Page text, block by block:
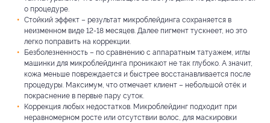
о процедуре.
Стойкий эффект – результат микроблейдинга сохраняется в
неизменном виде 12-18 месяцев. Далее пигмент тускнеет, но это
легко поправить на коррекции.
Безболезненность – по сравнению с аппаратным татуажем, иглы
машинки для микроблейдинга проникают не так глубоко. А значит,
кожа меньше повреждается и быстрее восстанавливается после
процедуры. Максимум, что отмечает клиент – небольшой отёк и
покраснение в первые пару суток.
Коррекция любых недостатков. Микроблейдинг подходит при
неравномерном росте или отсутствии волос, для маскировки